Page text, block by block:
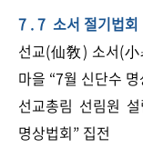
7 . 7 소서 절기법회
선교(仙敎) 소서(
마을 “​7월 신단수
선교총림 선림원
명상법회” 집전